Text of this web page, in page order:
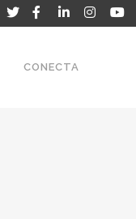
CONECTA